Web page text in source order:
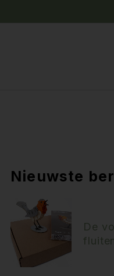
Nieuwste
De